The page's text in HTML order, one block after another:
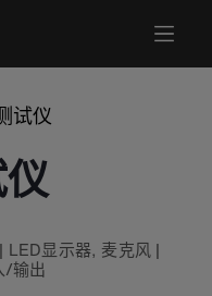
试仪
| LED显示器, 麦克风 |
/输出